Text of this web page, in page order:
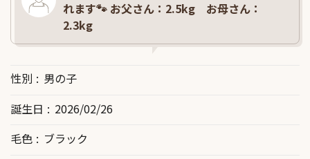
れます🐾 お父さん：2.5kg お母さん：
2.3kg
性別
男の子
誕生日
2026/02/26
毛色
ブラック